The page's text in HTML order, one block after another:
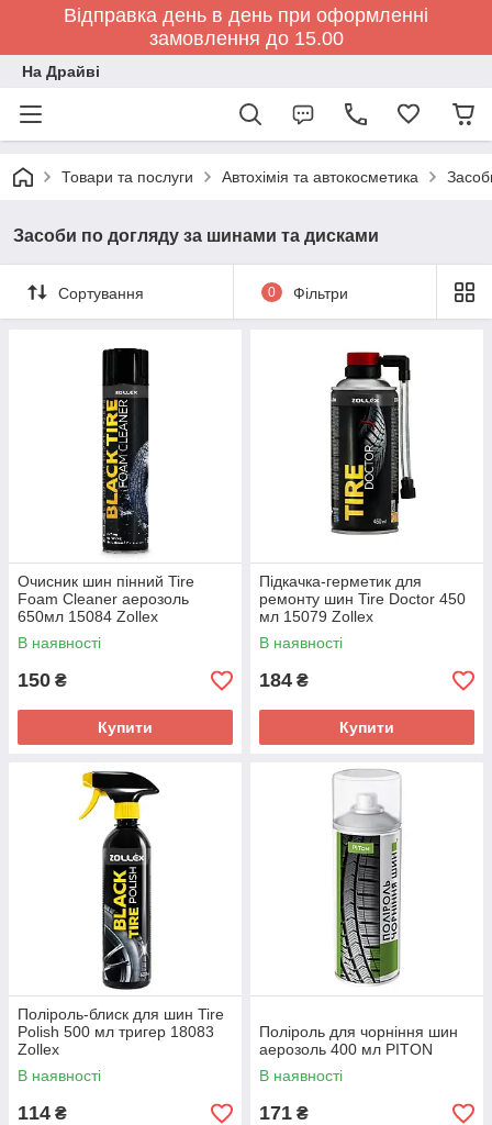
Відправка день в день при оформленні
замовлення до 15.00
На Драйві
Товари та послуги Автохімія та автокосметика
Засоби по догляду за шинами та дисками
Сортування 0 Фільтри
Очисник шин пінний Tire
Foam Cleaner аерозоль
650мл 15084 Zollex
В наявності
150 ₴
Купити
Підкачка-герметик для
ремонту шин Tire Doctor 450
мл 15079 Zollex
В наявності
184 ₴
Купити
Поліроль-блиск для шин Tire
Polish 500 мл тригер 18083
Zollex
В наявності
114 ₴
Поліроль для чорніння шин
аерозоль 400 мл PITON
В наявності
171 ₴